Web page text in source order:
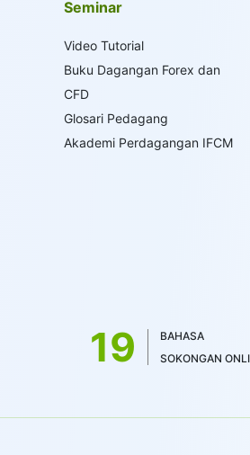
Seminar
Video Tutorial
Buku Dagangan Forex dan
CFD
Glosari Pedagang
Akademi Perdagangan IFCM
19
BAHASA
SOKONGAN